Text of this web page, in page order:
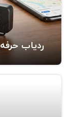
ردیاب